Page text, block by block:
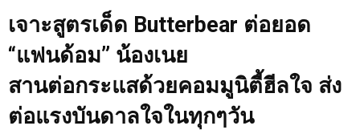
เจาะสูตรเด็ด Butterbear ต่อยอด
“แฟนด้อม” น้องเนย
สานต่อกระแสด้วยคอมมูนิตี้ฮีลใจ ส่ง
ต่อแรงบันดาลใจในทุกๆวัน